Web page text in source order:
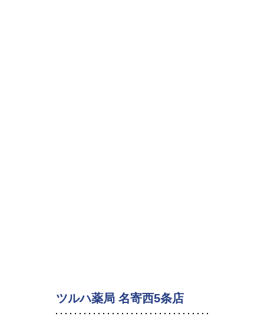
ツルハ薬局 名寄西5条店